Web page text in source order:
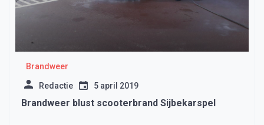
Brandweer
Redactie 5 april 2019
Brandweer blust scooterbrand Sijbekarspel